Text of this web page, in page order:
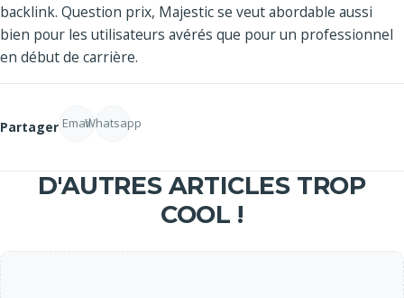
backlink. Question prix, Majestic se veut abordable aussi
bien pour les utilisateurs avérés que pour un professionnel
en début de carrière.
Partager EmailWhatsapp
D'AUTRES ARTICLES TROP
COOL !